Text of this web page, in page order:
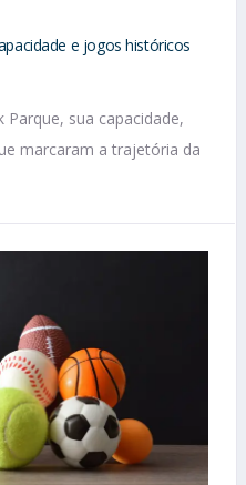
e jogos históricos
sua capacidade,
marcaram a trajetória da